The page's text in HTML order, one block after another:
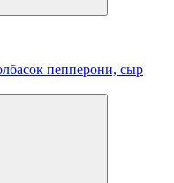
пепперони, сыр